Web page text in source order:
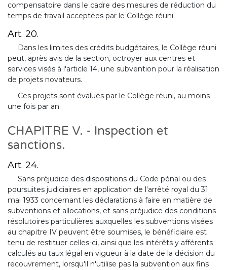
compensatoire dans le cadre des mesures de réduction du
temps de travail acceptées par le Collège réuni.
Art. 20.
Dans les limites des crédits budgétaires, le Collège réuni
peut, après avis de la section, octroyer aux centres et
services visés à l'article 14, une subvention pour la réalisation
de projets novateurs.
Ces projets sont évalués par le Collège réuni, au moins
une fois par an.
CHAPITRE V. - Inspection et
sanctions.
Art. 24.
Sans préjudice des dispositions du Code pénal ou des
poursuites judiciaires en application de l'arrêté royal du 31
mai 1933 concernant les déclarations à faire en matière de
subventions et allocations, et sans préjudice des conditions
résolutoires particulières auxquelles les subventions visées
au chapitre IV peuvent être soumises, le bénéficiaire est
tenu de restituer celles-ci, ainsi que les intérêts y afférents
calculés au taux légal en vigueur à la date de la décision du
recouvrement, lorsqu'il n'utilise pas la subvention aux fins